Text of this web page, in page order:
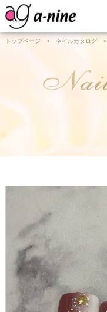
トップページ > ネイルカタログ >